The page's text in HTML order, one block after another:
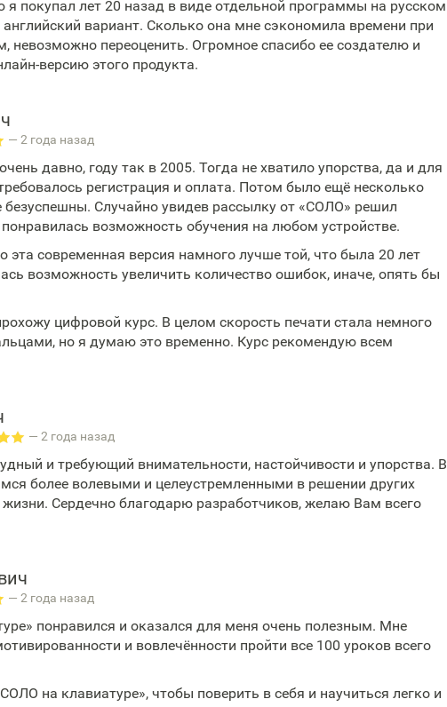
покупал лет 20 назад в виде отдельной программы на русском
вариант. Сколько она мне сэкономила времени при
невозможно переоценить. Огромное спасибо ее создателю и
версию этого продукта.
— 2 года назад
давно, году так в 2005. Тогда не хватило упорства, да и для
регистрация и оплата. Потом было ещё несколько
безуспешны. Случайно увидев рассылку от «СОЛО» решил
возможность обучения на любом устройстве.
эта современная версия намного лучше той, что была 20 лет
возможность увеличить количество ошибок, иначе, опять бы
цифровой курс. В целом скорость печати стала немного
но я думаю это временно. Курс рекомендую всем
— 2 года назад
и требующий внимательности, настойчивости и упорства. В
более волевыми и целеустремленными в решении других
Сердечно благодарю разработчиков, желаю Вам всего
— 2 года назад
понравился и оказался для меня очень полезным. Мне
и вовлечённости пройти все 100 уроков всего
на клавиатуре», чтобы поверить в себя и научиться легко и